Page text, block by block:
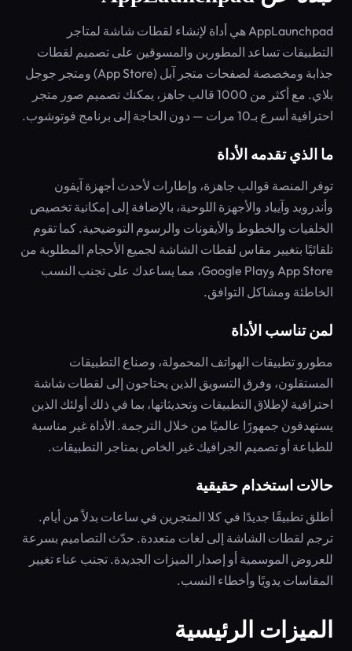
AppLaunchpad هي أداة لإنشاء لقطات شاشة لمتاجر
التطبيقات تساعد المطورين والمسوقين على تصميم لقطات
جذابة ومخصصة لصفحات متجر آبل (App Store) ومتجر جوجل
بلاي. مع أكثر من 1000 قالب جاهز، يمكنك تصميم صور متجر
احترافية أسرع بـ10 مرات — دون الحاجة إلى برنامج فوتوشوب.
ما الذي تقدمه الأداة
توفر المنصة قوالب جاهزة، وإطارات لأحدث أجهزة آيفون
وأندرويد وآيباد والأجهزة اللوحية، بالإضافة إلى إمكانية تخصيص
الخلفيات والخطوط والأيقونات والرسوم التوضيحية. كما تقوم
تلقائيًا بتغيير مقاس لقطات الشاشة لجميع الأحجام المطلوبة من
App Store وGoogle Play، مما يساعدك على تجنب النسب
الخاطئة ومشاكل التوافق.
لمن تناسب الأداة
مطورو تطبيقات الهواتف المحمولة، وصناع التطبيقات
المستقلون، وفرق التسويق الذين يحتاجون إلى لقطات شاشة
احترافية لإطلاق التطبيقات وتحديثاتها، بما في ذلك أولئك الذين
يستهدفون جمهورًا عالميًا من خلال الترجمة. الأداة غير مناسبة
للطباعة أو تصميم الجرافيك غير الخاص بمتاجر التطبيقات.
حالات استخدام حقيقية
أطلق تطبيقًا جديدًا في كلا المتجرين في ساعات بدلاً من أيام.
ترجم لقطات الشاشة إلى لغات متعددة. حدّث التصاميم بسرعة
للعروض الموسمية أو إصدار الميزات الجديدة. تجنب عناء تغيير
المقاسات يدويًا وأخطاء النسب.
الميزات الرئيسية